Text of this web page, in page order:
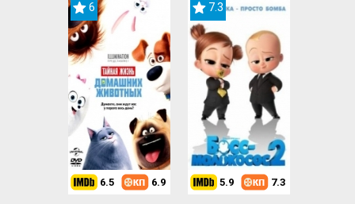
6
6.5 6.9
7.3
5.9 7.3